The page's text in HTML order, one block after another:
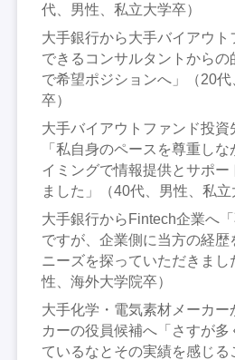
代、男性、私立大学卒）
大手銀行から大手バイアウト
できるコンサルタントからの
で希望ポジションへ」（20
卒）
大手バイアウトファンド投資
「私自身のペースを尊重し
イミングで情報提供とサポー
ました」（40代、男性、私立
大手銀行からFintech企業へ
ですが、企業側に当方の経歴
ニーズを探っていただきまし
性、海外大学院卒）
大手化学・電気素材メーカー
カーの役員候補へ「さすが多
ているなとその実績を感じる